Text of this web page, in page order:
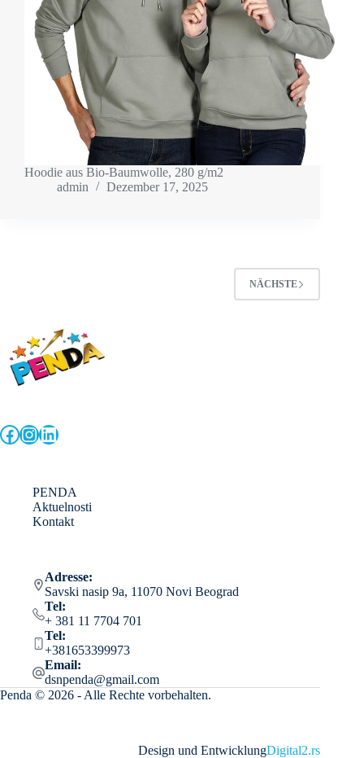
Hoodie aus Bio-Baumwolle, 280 g/m2
admin
Dezember 17, 2025
NÄCHSTE
Facebook
Instagram
LinkedIn
PENDA
Aktuelnosti
Kontakt
Adresse:
Savski nasip 9a, 11070 Novi Beograd
Tel:
+ 381 11 7704 701
Tel:
+381653399973
Email:
dsnpenda@gmail.com
Penda © 2026 - Alle Rechte vorbehalten.
Design und EntwicklungDigital2.rs